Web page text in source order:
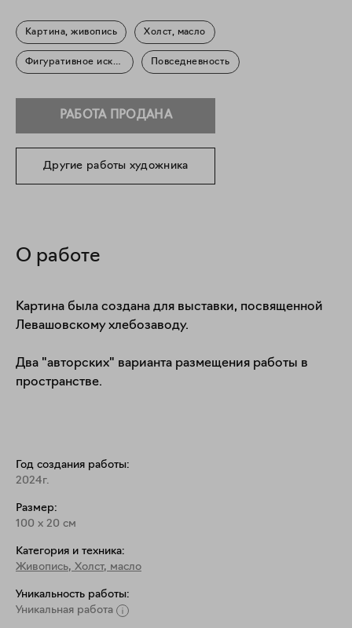
Картина, живопись Холст, масло
Фигуративное искусство Повседневность
РАБОТА ПРОДАНА
Другие работы художника
О работе
Картина была создана для выставки, посвященной
Левашовскому хлебозаводу.
Два "авторских" варианта размещения работы в
пространстве.
Год создания работы:
2024г.
Размер:
100 x 20 см
Категория и техника:
Живопись, Холст, масло
Уникальность работы:
Уникальная работа